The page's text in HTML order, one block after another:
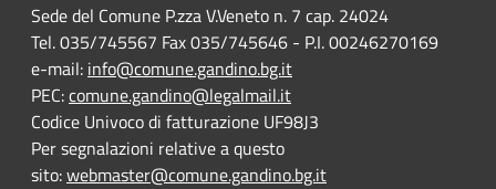
Sede del Comune P.zza V.Veneto n. 7 cap. 24024
Tel. 035/745567 Fax 035/745646 - P.I. 00246270169
e-mail: info@comune.gandino.bg.it
PEC:comune.gandino@legalmail.it
Codice Univoco di fatturazione UF98J3
Per segnalazioni relative a questo
sito:webmaster@comune.gandino.bg.it